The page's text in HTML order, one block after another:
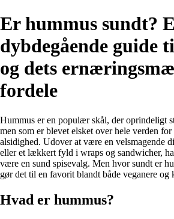
Er hummus sundt?
dybdegående guide
og dets
fordele
Hummus er en populær skål, der oprindeligt
men som er blevet elsket over hele verden
alsidighed. Udover at være en velsmagende
eller et lækkert fyld i wraps og sandwicher,
være en sund spisevalg. Men hvor sundt er
gør det til en favorit blandt både veganere og
Hvad er hummus?